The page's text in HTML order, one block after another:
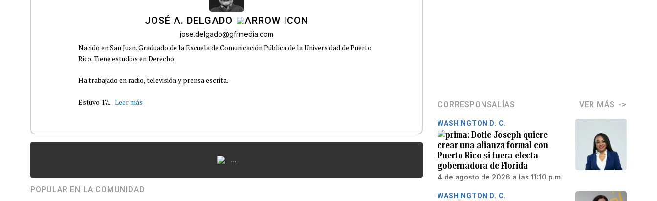
JOSÉ A. DELGADO
jose.delgado@gfrmedia.com
Nacido en San Juan. Graduado de la Escuela de Comunicación Pública de la Universidad de Puerto
Rico. Tiene estudios en Derecho.
Ha trabajado en radio, televisión y prensa escrita.
Estuvo 17... Leer más
...
POPULAR EN LA COMUNIDAD
CORRESPONSALÍAS VER MÁS
WASHINGTON D. C.
Dotie Joseph quiere
crear una alianza formal con
Puerto Rico si fuera electa
gobernadora de Florida
4 de agosto de 2026 a las 11:10 p.m.
WASHINGTON D. C.